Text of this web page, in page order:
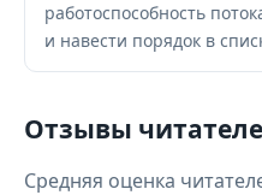
работоспособность
и навести порядок в
Отзывы
Средняя оценка